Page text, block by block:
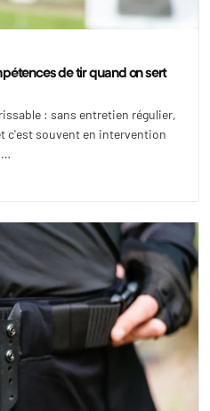
de tir quand on sert
: sans entretien régulier,
c'est souvent en intervention